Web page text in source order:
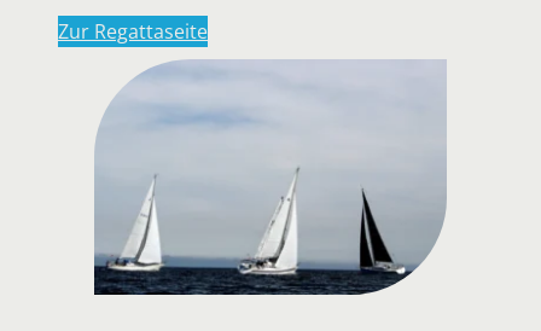
Zur Regattaseite